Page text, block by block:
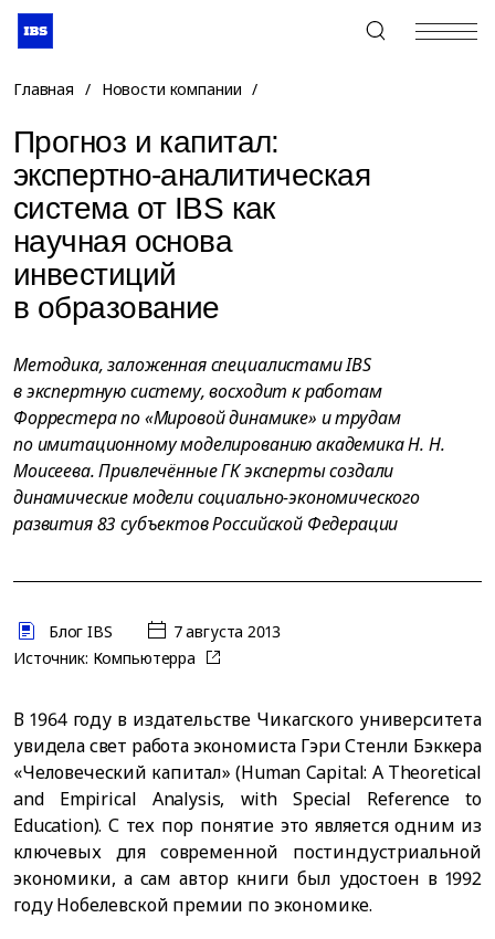
+7 (495) 967-80-80
Главная / Новости компании /
Прогноз и капитал:
экспертно-аналитическая
система от IBS как
научная основа
инвестиций
в образование
Методика, заложенная специалистами IBS
в экспертную систему, восходит к работам
Форрестера по «Мировой динамике» и трудам
по имитационному моделированию академика Н. Н.
Моисеева. Привлечённые ГК эксперты создали
динамические модели социально-экономического
развития 83 субъектов Российской Федерации
Блог IBS
7 августа 2013
Источник: Компьютерра
В 1964 году в издательстве Чикагского университета
увидела свет работа экономиста Гэри Стенли Бэккера
«Человеческий капитал» (Human Capital: A Theoretical
and Empirical Analysis, with Special Reference to
Education). С тех пор понятие это является одним из
ключевых для современной постиндустриальной
экономики, а сам автор книги был удостоен в 1992
году Нобелевской премии по экономике.